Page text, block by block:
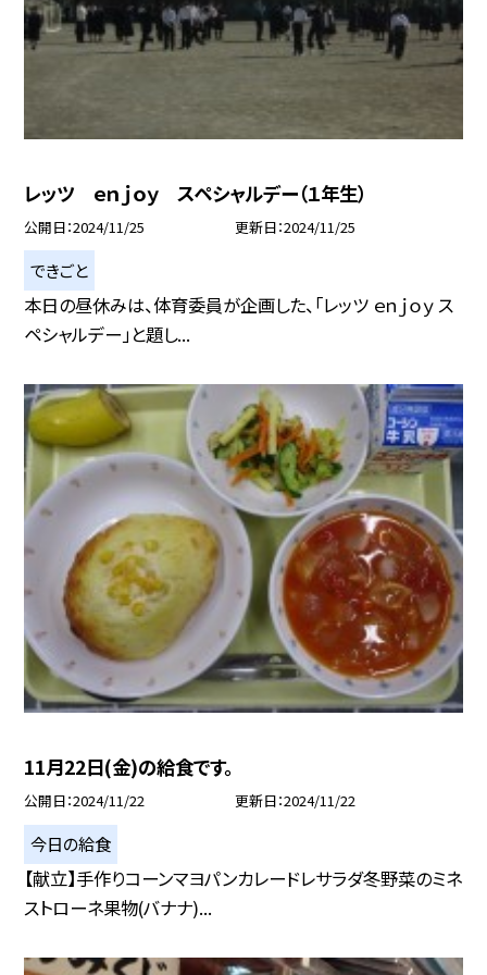
レッツ ｅｎｊｏｙ スペシャルデー（１年生）
公開日 2024/11/25 更新日 2024/11/25
できごと
本日の昼休みは、体育委員が企画した、「レッツ ｅｎｊｏｙ ス
ペシャルデー」と題し...
11月22日(金)の給食です。
公開日 2024/11/22 更新日 2024/11/22
今日の給食
【献立】手作りコーンマヨパンカレードレサラダ冬野菜のミネ
ストローネ果物(バナナ)...